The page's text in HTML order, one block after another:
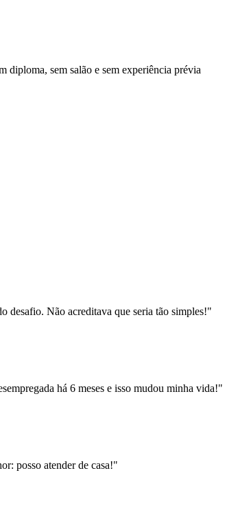
diploma, sem salão e sem experiência prévia
desafio. Não acreditava que seria tão simples!"
há 6 meses e isso mudou minha vida!"
posso atender de casa!"